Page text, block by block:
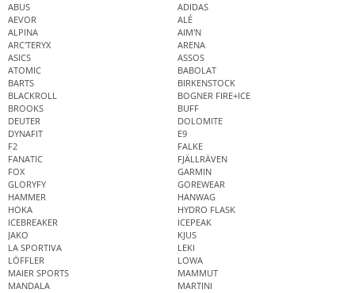
ABUS
ADIDAS
AEVOR
ALÉ
ALPINA
AIM'N
ARC'TERYX
ARENA
ASICS
ASSOS
ATOMIC
BABOLAT
BARTS
BIRKENSTOCK
BLACKROLL
BOGNER FIRE+ICE
BROOKS
BUFF
DEUTER
DOLOMITE
DYNAFIT
E9
F2
FALKE
FANATIC
FJÄLLRÄVEN
FOX
GARMIN
GLORYFY
GOREWEAR
HAMMER
HANWAG
HOKA
HYDRO FLASK
ICEBREAKER
ICEPEAK
JAKO
KJUS
LA SPORTIVA
LEKI
LÖFFLER
LOWA
MAIER SPORTS
MAMMUT
MANDALA
MARTINI